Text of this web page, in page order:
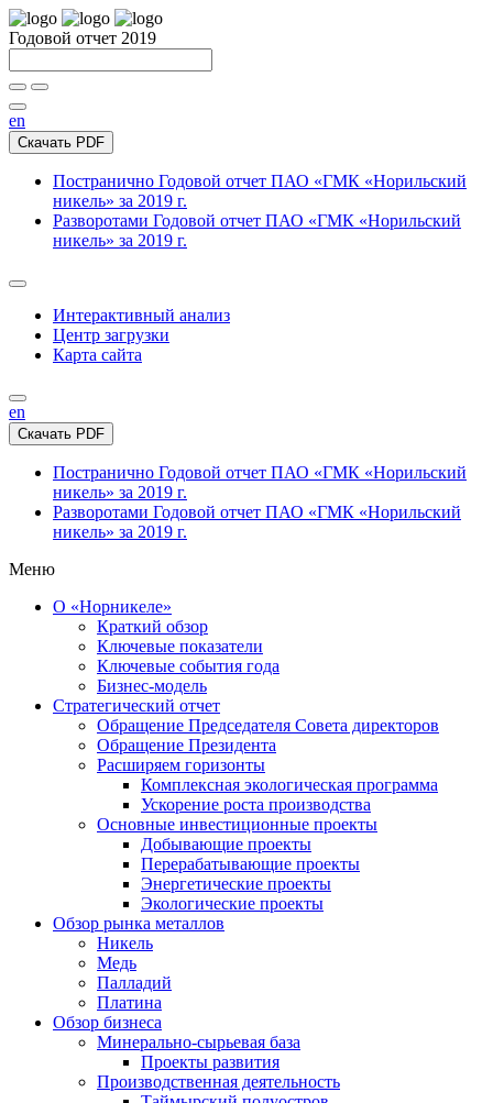
Годовой отчет 2019
en
Скачать PDF
Постранично Годовой отчет ПАО «ГМК «Норильский
никель» за 2019 г.
Разворотами Годовой отчет ПАО «ГМК «Норильский
никель» за 2019 г.
Интерактивный анализ
Центр загрузки
Карта сайта
en
Скачать PDF
Постранично Годовой отчет ПАО «ГМК «Норильский
никель» за 2019 г.
Разворотами Годовой отчет ПАО «ГМК «Норильский
никель» за 2019 г.
Меню
О «Норникеле»
Краткий обзор
Ключевые показатели
Ключевые события года
Бизнес-модель
Стратегический отчет
Обращение Председателя Совета директоров
Обращение Президента
Расширяем горизонты
Комплексная экологическая программа
Ускорение роста производства
Основные инвестиционные проекты
Добывающие проекты
Перерабатывающие проекты
Энергетические проекты
Экологические проекты
Обзор рынка металлов
Никель
Медь
Палладий
Платина
Обзор бизнеса
Минерально-сырьевая база
Проекты развития
Производственная деятельность